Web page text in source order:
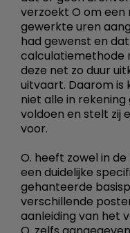
verzoekt O om een
gewerkte uren
had gewenst en
calculatiemethode
deze net zo duur
uitvaart. Daarom is
niet alle in
voldoen en stelt zij
voor.
O. heeft zowel in
een duidelijke
gehanteerde
verschillende
aanleiding van het